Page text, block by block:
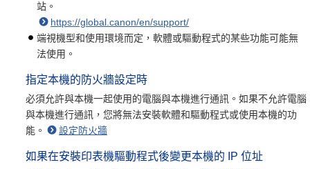
站。
https://global.canon/en/support/
端視機型和使用環境而定，軟體或驅動程式的某些功能可能無
法使用。
指定本機的防火牆設定時
必須允許與本機一起使用的電腦與本機進行通訊。如果不允許電腦
與本機進行通訊，您將無法安裝軟體和驅動程式或使用本機的功
能。
設定防火牆
如果在安裝印表機驅動程式後變更本機的 IP 位址